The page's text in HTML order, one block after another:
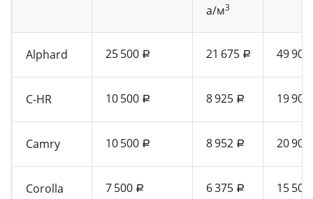
а/м3
Alphard 25 500 a 21 675 a 49 900
C-HR 10 500 a 8 925 a 19 900
Camry 10 500 a 8 952 a 20 900
Corolla 7 500 a 6 375 a 15 500